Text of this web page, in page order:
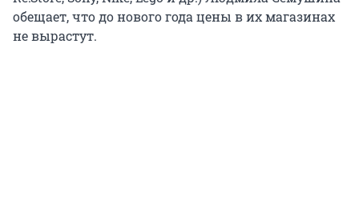
обещает, что до нового года цены в их магазинах
не вырастут.